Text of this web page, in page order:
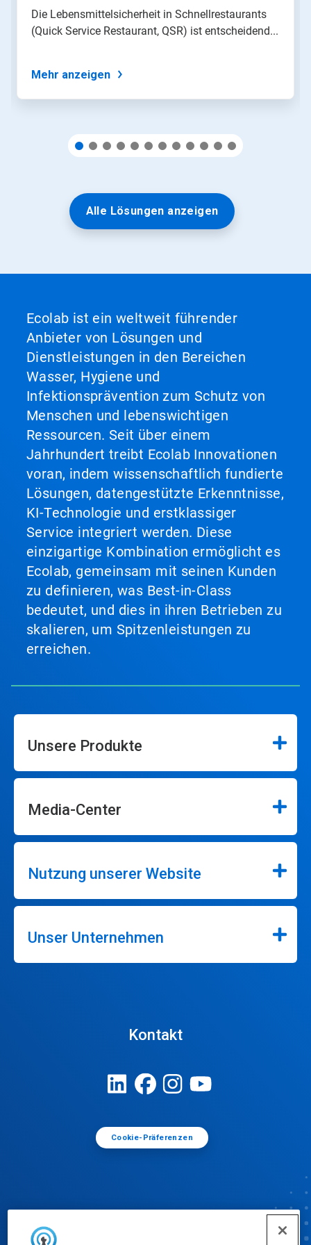
Punkten
einer
Die Lebensmittelsicherheit in Schnellrestaurants
(Quick Service Restaurant, QSR) ist entscheidend...
Mehr anzeigen
Alle Lösungen anzeigen
Ecolab ist ein weltweit führender
Anbieter von Lösungen und
Dienstleistungen in den Bereichen
Wasser, Hygiene und
Infektionsprävention zum Schutz von
Menschen und lebenswichtigen
Ressourcen. Seit über einem
Jahrhundert treibt Ecolab Innovationen
voran, indem wissenschaftlich fundierte
Lösungen, datengestützte Erkenntnisse,
KI-Technologie und erstklassiger
Service integriert werden. Diese
einzigartige Kombination ermöglicht es
Ecolab, gemeinsam mit seinen Kunden
zu definieren, was Best-in-Class
bedeutet, und dies in ihren Betrieben zu
skalieren, um Spitzenleistungen zu
erreichen.
Unsere Produkte
Media-Center
Nutzung unserer Website
Unser Unternehmen
Kontakt
Cookie-Präferenzen